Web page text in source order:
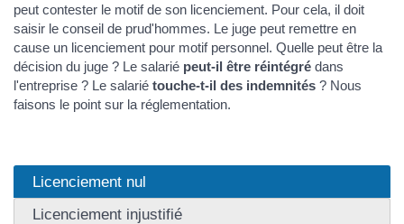
peut contester le motif de son licenciement. Pour cela, il doit
saisir le conseil de prud'hommes. Le juge peut remettre en
cause un licenciement pour motif personnel. Quelle peut être la
décision du juge ? Le salarié peut-il être réintégré dans
l'entreprise ? Le salarié touche-t-il des indemnités ? Nous
faisons le point sur la réglementation.
Licenciement nul
Licenciement injustifié